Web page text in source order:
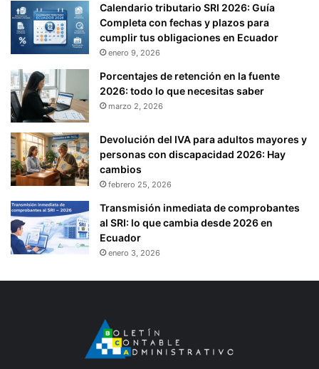
Calendario tributario SRI 2026: Guía
Completa con fechas y plazos para
cumplir tus obligaciones en Ecuador
enero 9, 2026
Porcentajes de retención en la fuente
2026: todo lo que necesitas saber
marzo 2, 2026
Devolución del IVA para adultos mayores y
personas con discapacidad 2026: Hay
cambios
febrero 25, 2026
Transmisión inmediata de comprobantes
al SRI: lo que cambia desde 2026 en
Ecuador
enero 3, 2026